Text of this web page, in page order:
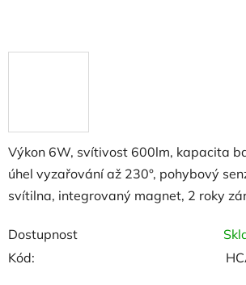
Výkon 6W, svítivost 600lm, kapacita
úhel vyzařování až 230°, pohybový
svítilna, integrovaný magnet, 2 roky
Dostupnost
Kód: